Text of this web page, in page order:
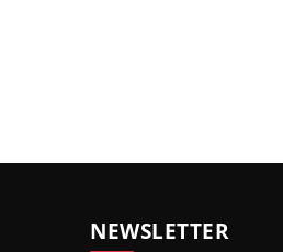
NEWSLETTER